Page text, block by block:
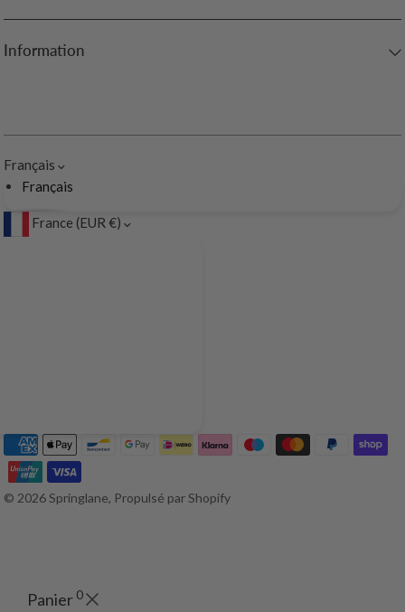
Information
Français
Français
France (EUR €)
© 2026 Springlane, Propulsé par Shopify
Panier 0